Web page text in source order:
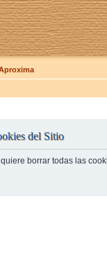
del Sitio
borrar todas las